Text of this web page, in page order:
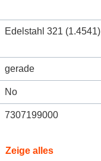
Edelstahl 321 (1.4541)
gerade
No
7307199000
Zeige alles